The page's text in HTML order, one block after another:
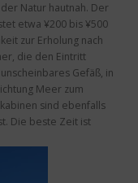
Natur hautnah. Der
etwa ¥200 bis ¥500
zur Erholung nach
die den Eintritt
Gefäß, in
Meer zum
sind ebenfalls
Die beste Zeit ist